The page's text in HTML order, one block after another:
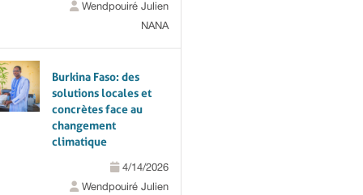
Wendpouiré Julien
NANA
Burkina Faso: des
solutions locales et
concrètes face au
changement
climatique
4/14/2026
Wendpouiré Julien